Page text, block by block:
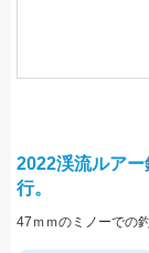
2022渓流ルア
行。
47ｍｍのミノーでの